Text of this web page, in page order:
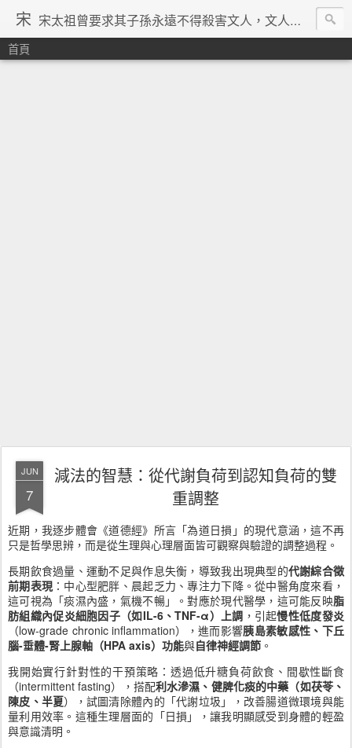
宋 宋太祖曾要求其子孫永遠不得殺害文人，文人在宋朝地位得到了空前的提升，重文輕武的風氣在宋朝達到了極致，「好男不當兵」「學而優則仕」等俗諺都是出在宋朝。在理學的興起、宗教勢力退潮、言論控制降低、市民文化興起、商品經濟繁榮與印刷術的發明等一系列背景下，宋朝優秀文人輩出，知識份子自覺意識空前覺醒。其後中國由於蒙古的入侵並對文人採取敵視政策，加上明清的八股文與文字獄嚴重壓制學人思想自由發揮，中國再也沒有出現過象宋朝一樣興盛的文化景象。 ─維基百科宋朝條下
首頁
JUN
7
減法的智慧：從代謝負荷到認知負荷的雙
重調整
近期，我逐步體會《道德經》所言「為道日損」的現代意涵，這不再
只是哲學思辨，而是從生理與心理層面皆可觀察與驗證的調整過程。
長期飲食過量、運動不足與作息失衡，導致我出現典型的代謝綜合徵
前期表現：中心型肥胖、晨起乏力、專注力下降。從中醫角度來看，
這可視為「痰濕內盛，氣機不暢」。對應於現代醫學，這可能反映脂
肪組織內促炎細胞因子（如IL-6、TNF-α）上調 ，引起慢性低度發炎
（low-grade chronic inflammation），進而影響胰島素敏感性、下丘
腦-垂體-腎上腺軸（HPA axis）功能與自律神經調節 。
我開始實行針對性的干預策略：透過低升糖負荷飲食、間歇性斷食
（intermittent fasting），搭配利水滲濕、健脾化痰的中藥（如茯苓、
陳皮、半夏），試圖清除體內的「代謝垃圾」，改善腸道微環境與能
量利用效率。這種生理層面的「日損」，讓我明顯感受到身體的輕盈
與意識清明。